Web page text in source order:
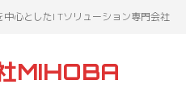
中心としたI Tソリューション専門会社
MIHOBA